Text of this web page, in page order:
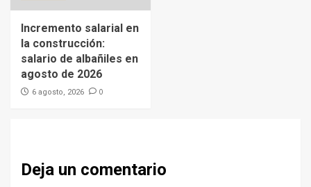
Incremento salarial en
la construcción:
salario de albañiles en
agosto de 2026
6 agosto, 2026 0
Deja un comentario